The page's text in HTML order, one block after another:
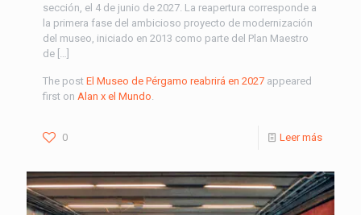
sección, el 4 de junio de 2027. La reapertura corresponde a
la primera fase del ambicioso proyecto de modernización
del museo, iniciado en 2013 como parte del Plan Maestro
de […]
The post El Museo de Pérgamo reabrirá en 2027 appeared
first on Alan x el Mundo.
0 Leer más